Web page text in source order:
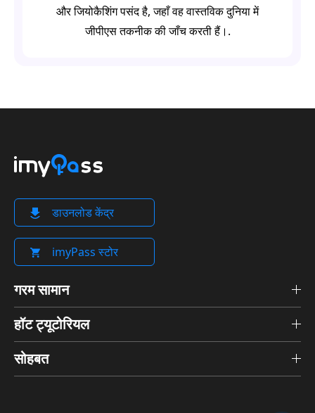
और जियोकैशिंग पसंद है, जहाँ वह वास्तविक दुनिया में
जीपीएस तकनीक की जाँच करती हैं।.
डाउनलोड केंद्र
imyPass स्टोर
गरम सामान
हॉट ट्यूटोरियल
सोहबत